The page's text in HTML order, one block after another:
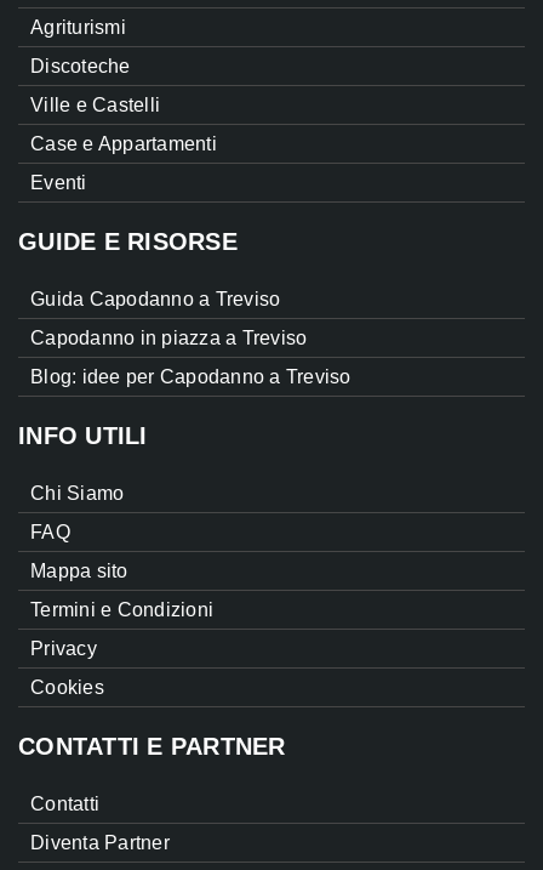
Agriturismi
Discoteche
Ville e Castelli
Case e Appartamenti
Eventi
GUIDE E RISORSE
Guida Capodanno a Treviso
Capodanno in piazza a Treviso
Blog: idee per Capodanno a Treviso
INFO UTILI
Chi Siamo
FAQ
Mappa sito
Termini e Condizioni
Privacy
Cookies
CONTATTI E PARTNER
Contatti
Diventa Partner